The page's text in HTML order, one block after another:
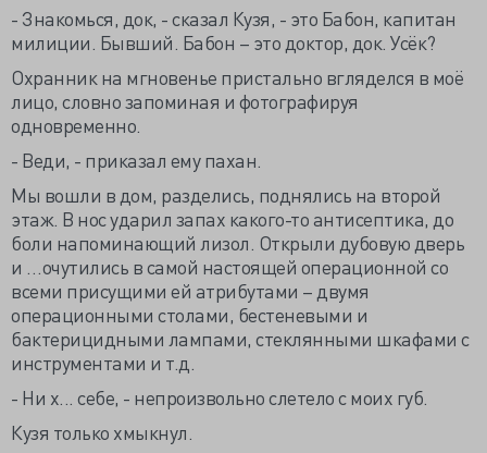
- Знакомься, док, - сказал Кузя, - это Бабон, капитан
милиции. Бывший. Бабон – это доктор, док. Усёк?
Охранник на мгновенье пристально вгляделся в моё
лицо, словно запоминая и фотографируя
одновременно.
- Веди, - приказал ему пахан.
Мы вошли в дом, разделись, поднялись на второй
этаж. В нос ударил запах какого-то антисептика, до
боли напоминающий лизол. Открыли дубовую дверь
и …очутились в самой настоящей операционной со
всеми присущими ей атрибутами – двумя
операционными столами, бестеневыми и
бактерицидными лампами, стеклянными шкафами с
инструментами и т.д.
- Ни х... себе, - непроизвольно слетело с моих губ.
Кузя только хмыкнул.